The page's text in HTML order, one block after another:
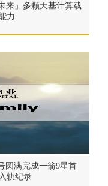
来」多颗天基计算载
力
圆满完成一箭9星首
轨纪录